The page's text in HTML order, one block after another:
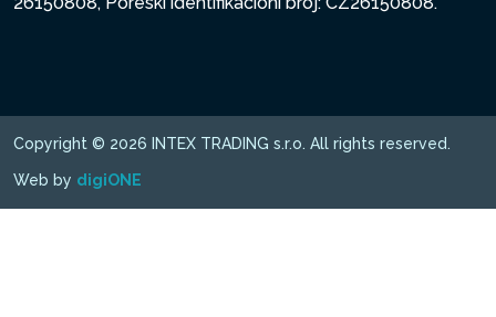
Copyright © 2026 INTEX TRADING s.r.o. All rights reserved.
Web by digiONE